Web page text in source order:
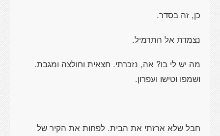
כן, זה בסדר.
נצמדת אל התרמיל.
מה יש לי בו? אה, נזכרתי. חצאית וחולצה ומגבת.
ושמפו וטישו ועפרון.
חבל שלא ארזתי את הבית. לפחות את הקיר של